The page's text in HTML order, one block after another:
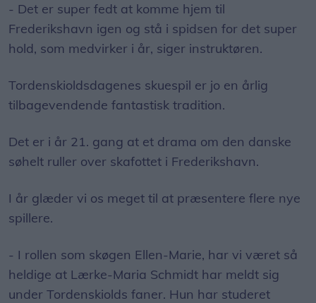
- Det er super fedt at komme hjem til
Frederikshavn igen og stå i spidsen for det super
hold, som medvirker i år, siger instruktøren.
Tordenskioldsdagenes skuespil er jo en årlig
tilbagevendende fantastisk tradition.
Det er i år 21. gang at et drama om den danske
søhelt ruller over skafottet i Frederikshavn.
I år glæder vi os meget til at præsentere flere nye
spillere.
- I rollen som skøgen Ellen-Marie, har vi været så
heldige at Lærke-Maria Schmidt har meldt sig
under Tordenskiolds faner. Hun har studeret